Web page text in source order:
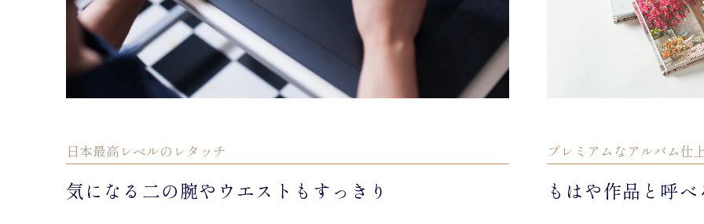
日本最高レベルのレタッチ
気になる二の腕やウエストもすっきり
プレミアムなアルバム仕
もはや作品と呼